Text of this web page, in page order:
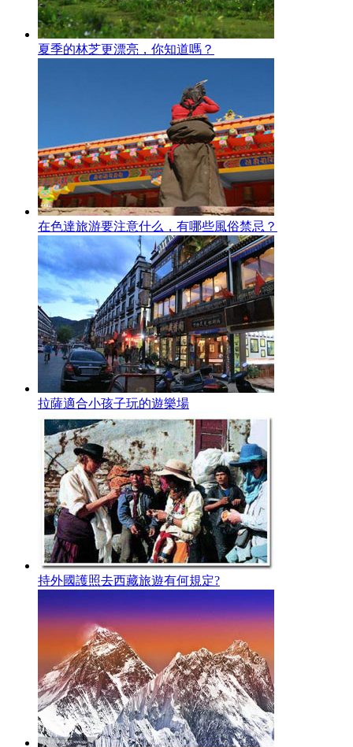
夏季的林芝更漂亮，你知道嗎？
在色達旅游要注意什么，有哪些風俗禁忌？
拉薩適合小孩子玩的遊樂場
持外國護照去西藏旅遊有何規定?